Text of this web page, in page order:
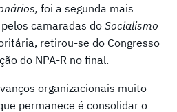
foi a segunda mais
camaradas do Socialismo
retirou-se do Congresso
do NPA-R no final.
organizacionais muito
permanece é consolidar o